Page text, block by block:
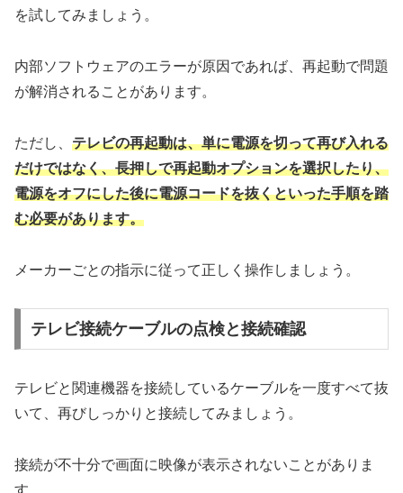
を試してみましょう。
内部ソフトウェアのエラーが原因であれば、再起動で問題
が解消されることがあります。
ただし、 テレビの再起動は、単に電源を切って再び入れる
だけではなく、長押しで再起動オプションを選択したり、
電源をオフにした後に電源コードを抜くといった手順を踏
む必要があります。
メーカーごとの指示に従って正しく操作しましょう。
テレビ接続ケーブルの点検と接続確認
テレビと関連機器を接続しているケーブルを一度すべて抜
いて、再びしっかりと接続してみましょう。
接続が不十分で画面に映像が表示されないことがありま
す。